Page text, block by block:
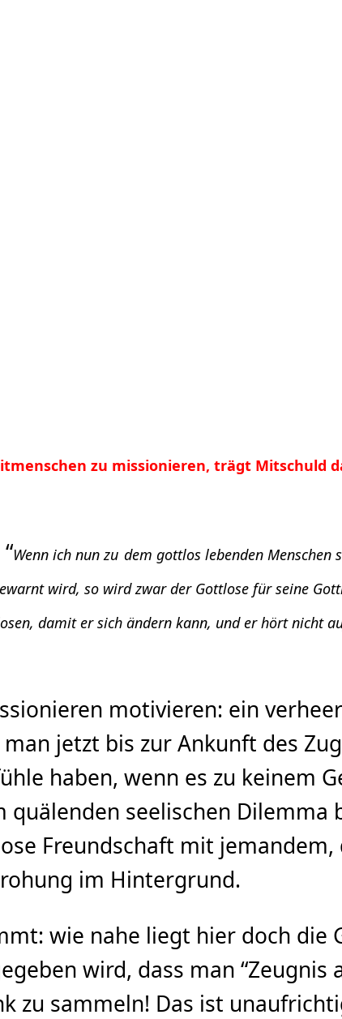
zu missionieren, trägt Mitschuld
Wenn ich nun zu dem gottlos lebenden
wird, so wird zwar der Gottlose für seine
damiter sich ändern kann, und er hört nicht
motivieren: ein
jetzt bis zur Ankunft des
haben, wenn es zu keinem
seelischen Dilemma
Freundschaft mit
im Hintergrund.
wie nahe liegt hier doch die
wird, dass man “Zeugnis
zu sammeln! Das ist